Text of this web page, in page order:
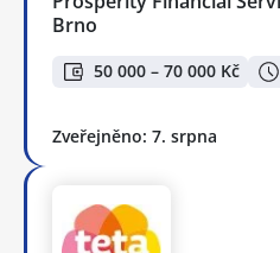
Brno
50 000 – 70 000 Kč
Zveřejněno: 7. srpna